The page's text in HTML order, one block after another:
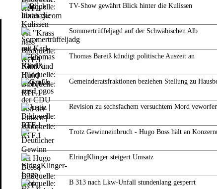
TV-Show gewährt Blick hinter die Kulissen
Sommertrüffeljagd auf der Schwäbischen Alb
Thomas Bareiß kündigt politische Auszeit an
Gemeinderatsfraktionen beziehen Stellung zu
Revision zu sechsfachem versuchtem Mord
Trotz Gewinneinbruch - Hugo Boss hält an
ElringKlinger steigert Umsatz
B 313 nach Lkw-Unfall stundenlang gesperrt